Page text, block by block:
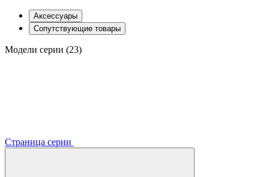
Аксессуары
Сопутствующие товары
Модели серии (23)
Страница серии